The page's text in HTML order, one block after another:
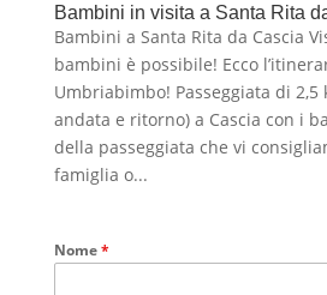
Bambini in visita a Santa Rita
Bambini a Santa Rita da Cascia
bambini è possibile! Ecco
Umbriabimbo! Passeggiata di 2,5
andata e ritorno) a Cascia con i
della passeggiata che vi
famiglia o...
Nome*